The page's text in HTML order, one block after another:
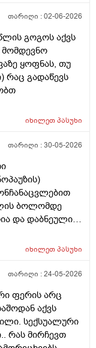
28-32 დღე
გავემგვაზრე
1 კვირის
ექიმთან. არის
განმეორებით
ხოლმე28-
თარიღი :02-06-2026
გოგოს აქვს
ყოფნას, თუ
რაც გადაწევს
იხილეთპასუხი
თარიღი :30-05-2026
ბოლომდე
და დაბნეული
უმცირებს და
თუ
იხილეთპასუხი
თარიღი :24-05-2026
ფერის არც
აქვს
სექსუალური
რას მირჩევთ